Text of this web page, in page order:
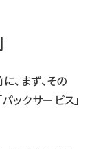
、まず、その
ックサービス」